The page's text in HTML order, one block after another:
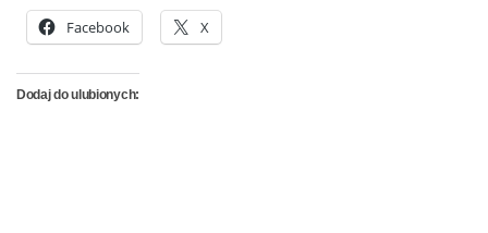
Facebook X
Dodaj do ulubionych: